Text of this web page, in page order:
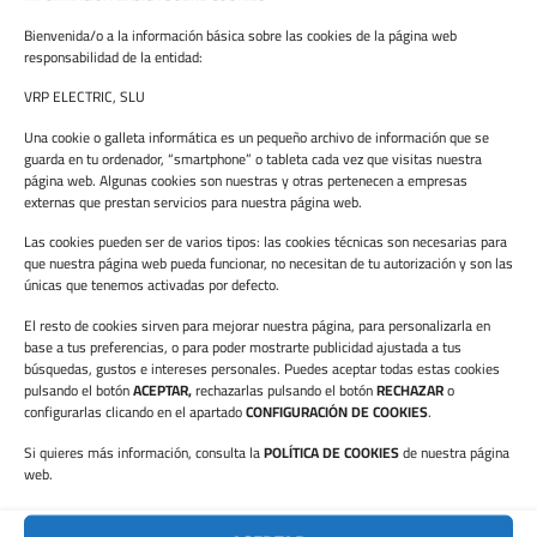
Bienvenida/o a la información básica sobre las cookies de la página web
responsabilidad de la entidad:
VRP ELECTRIC, SLU
Una cookie o galleta informática es un pequeño archivo de información que se
guarda en tu ordenador, “smartphone” o tableta cada vez que visitas nuestra
página web. Algunas cookies son nuestras y otras pertenecen a empresas
externas que prestan servicios para nuestra página web.
Las cookies pueden ser de varios tipos: las cookies técnicas son necesarias para
que nuestra página web pueda funcionar, no necesitan de tu autorización y son las
únicas que tenemos activadas por defecto.
El resto de cookies sirven para mejorar nuestra página, para personalizarla en
base a tus preferencias, o para poder mostrarte publicidad ajustada a tus
búsquedas, gustos e intereses personales. Puedes aceptar todas estas cookies
pulsando el botónACEPTAR,rechazarlas pulsando el botónRECHAZARo
configurarlas clicando en el apartadoCONFIGURACIÓN DE COOKIES.
Si quieres más información, consulta laPOLÍTICA DE COOKIESde nuestra página
web.
Forma part del nostre equip
Envia’ns el teu currículum, tindrem en compte el
teu perfil per als nostres processos de selecció.
Contacta con nosotros